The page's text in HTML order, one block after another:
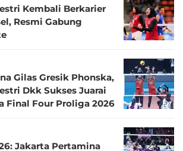
Kembali Berkarier
Resmi Gabung
Gilas Gresik Phonska,
Dkk Sukses Juarai
Final Four Proliga 2026
Jakarta Pertamina